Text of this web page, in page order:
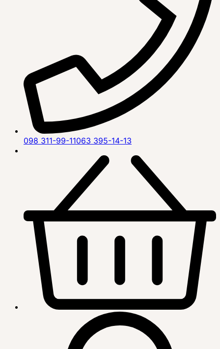
098 311-99-11063 395-14-13